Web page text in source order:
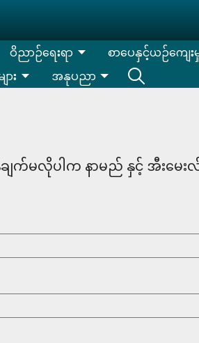
ဝိညာဉ်ရေးရာ စာပေနှင့်ယဉ်ကျေး
ား
အနုပညာ
ချက်မလိုပါက နာမည် နှင့် အီးမ